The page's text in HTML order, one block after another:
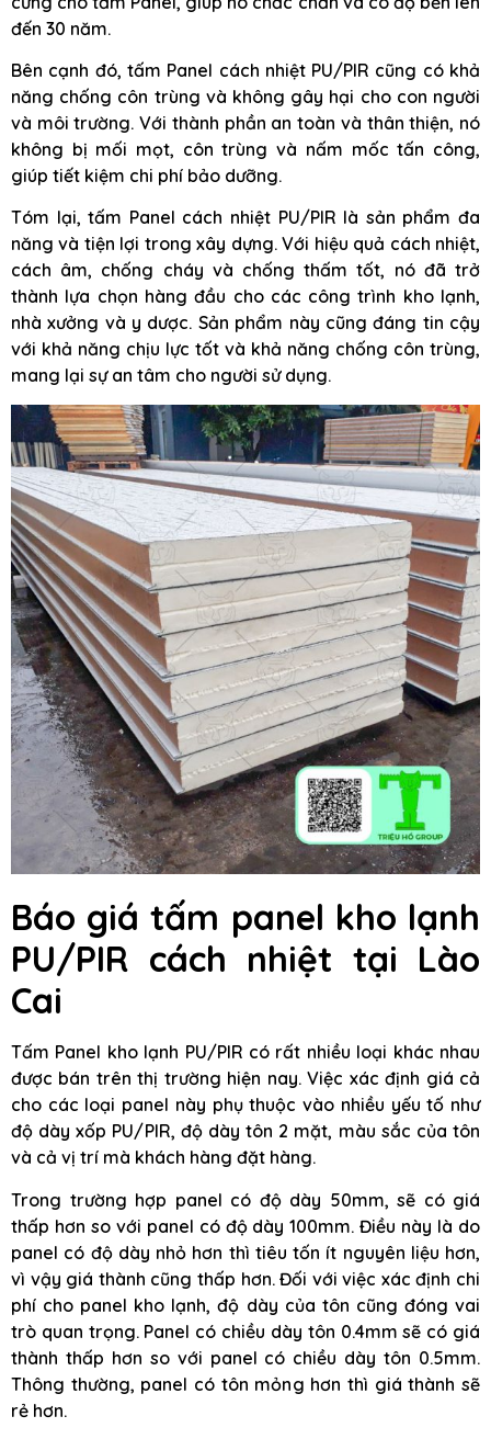
đến 30 năm.
Bên cạnh đó, tấm Panel cách nhiệt PU/PIR cũng có khả
năng chống côn trùng và không gây hại cho con người
và môi trường. Với thành phần an toàn và thân thiện, nó
không bị mối mọt, côn trùng và nấm mốc tấn công,
giúp tiết kiệm chi phí bảo dưỡng.
Tóm lại, tấm Panel cách nhiệt PU/PIR là sản phẩm đa
năng và tiện lợi trong xây dựng. Với hiệu quả cách nhiệt,
cách âm, chống cháy và chống thấm tốt, nó đã trở
thành lựa chọn hàng đầu cho các công trình kho lạnh,
nhà xưởng và y dược. Sản phẩm này cũng đáng tin cậy
với khả năng chịu lực tốt và khả năng chống côn trùng,
mang lại sự an tâm cho người sử dụng.
Báo giá tấm panel kho lạnh
PU/PIR cách nhiệt tại Lào
Cai
Tấm Panel kho lạnh PU/PIR có rất nhiều loại khác nhau
được bán trên thị trường hiện nay. Việc xác định giá cả
cho các loại panel này phụ thuộc vào nhiều yếu tố như
độ dày xốp PU/PIR, độ dày tôn 2 mặt, màu sắc của tôn
và cả vị trí mà khách hàng đặt hàng.
Trong trường hợp panel có độ dày 50mm, sẽ có giá
thấp hơn so với panel có độ dày 100mm. Điều này là do
panel có độ dày nhỏ hơn thì tiêu tốn ít nguyên liệu hơn,
vì vậy giá thành cũng thấp hơn. Đối với việc xác định chi
phí cho panel kho lạnh, độ dày của tôn cũng đóng vai
trò quan trọng. Panel có chiều dày tôn 0.4mm sẽ có giá
thành thấp hơn so với panel có chiều dày tôn 0.5mm.
Thông thường, panel có tôn mỏng hơn thì giá thành sẽ
rẻ hơn.